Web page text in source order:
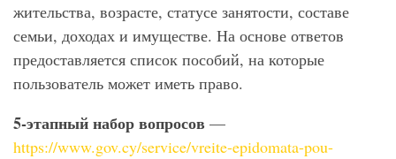
жительства, возрасте, статусе занятости, составе
семьи, доходах и имуществе. На основе ответов
предоставляется список пособий, на которые
пользователь может иметь право.
5-этапный набор вопросов —
https://www.gov.cy/service/vreite-epidomata-pou-